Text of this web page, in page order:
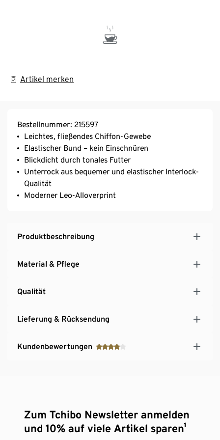
Artikel merken
Bestellnummer: 215597
Leichtes, fließendes Chiffon-Gewebe
Elastischer Bund – kein Einschnüren
Blickdicht durch tonales Futter
Unterrock aus bequemer und elastischer Interlock-
Qualität
Moderner Leo-Alloverprint
Produktbeschreibung
Material & Pflege
Qualität
Lieferung & Rücksendung
Kundenbewertungen
Zum Tchibo Newsletter anmelden
und 10% auf viele Artikel sparen¹